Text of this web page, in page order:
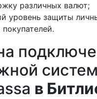
различных валют;
уровень защиты
в